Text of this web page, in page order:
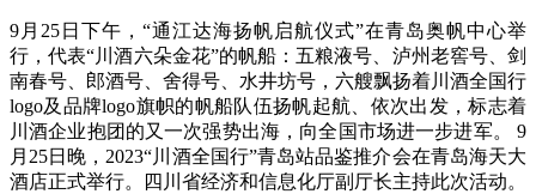
9月25日下午，“通江达海扬帆启航仪式”在青岛奥帆中心举
行，代表“川酒六朵金花”的帆船：五粮液号、泸州老窖号、剑
南春号、郎酒号、舍得号、水井坊号，六艘飘扬着川酒全国行
logo及品牌logo旗帜的帆船队伍扬帆起航、依次出发，标志着
川酒企业抱团的又一次强势出海，向全国市场进一步进军。 9
月25日晚，2023“川酒全国行”青岛站品鉴推介会在青岛海天大
酒店正式举行。四川省经济和信息化厅副厅长主持此次活动。